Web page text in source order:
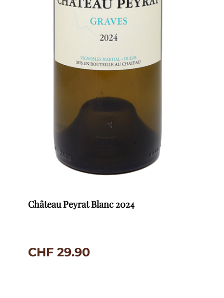
Château Peyrat Blanc 2024
CHF 29.90